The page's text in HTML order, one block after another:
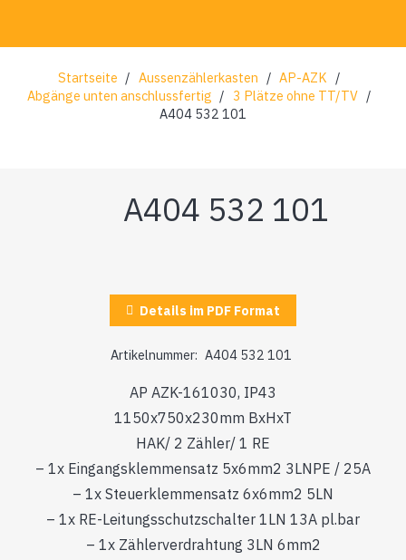
Startseite / Aussenzählerkasten / AP-AZK /
Abgänge unten anschlussfertig / 3 Plätze ohne TT/TV /
A404 532 101
A404 532 101
Details im PDF Format
Artikelnummer: A404 532 101
AP AZK-161030, IP43
1150x750x230mm BxHxT
HAK/ 2 Zähler/ 1 RE
– 1x Eingangsklemmensatz 5x6mm2 3LNPE / 25A
– 1x Steuerklemmensatz 6x6mm2 5LN
– 1x RE-Leitungsschutzschalter 1LN 13A pl.bar
– 1x Zählerverdrahtung 3LN 6mm2